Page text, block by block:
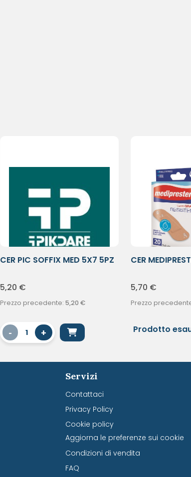
CER PIC SOFFIX MED 5X7 5PZ
5,20 €
Prezzo precedente: 5,20 €
- 1 +
CER
5,70 €
Prezzo
Prodotto
Servizi
Contattaci
Privacy Policy
Cookie policy
Aggiorna le preferenze sui cookie
Condizioni di vendita
FAQ